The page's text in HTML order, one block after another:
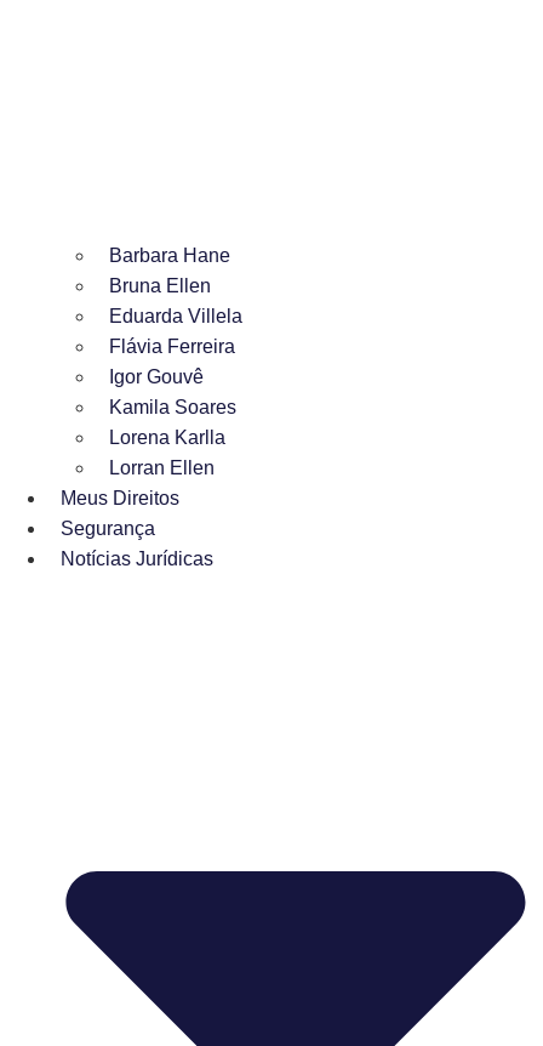
Barbara Hane
Bruna Ellen
Eduarda Villela
Flávia Ferreira
Igor Gouvê
Kamila Soares
Lorena Karlla
Lorran Ellen
Meus Direitos
Segurança
Notícias Jurídicas